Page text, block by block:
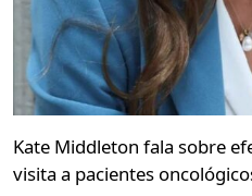
Kate Middleton fala sobre
visita a pacientes